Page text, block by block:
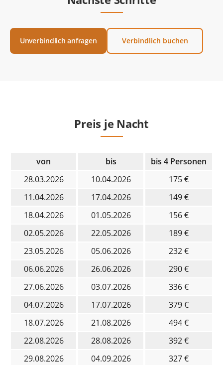
Unverbindlich anfragen Verbindlich buchen
Preis je Nacht
von bis
bis 4 Personen
28.03.2026
10.04.2026
175 €
11.04.2026
17.04.2026
149 €
18.04.2026
01.05.2026
156 €
02.05.2026
22.05.2026
189 €
23.05.2026
05.06.2026
232 €
06.06.2026
26.06.2026
290 €
27.06.2026
03.07.2026
336 €
04.07.2026
17.07.2026
379 €
18.07.2026
21.08.2026
494 €
22.08.2026
28.08.2026
392 €
29.08.2026
04.09.2026
327 €